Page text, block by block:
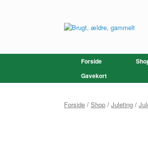
Forside
Gavekort
Forside / Shop / Juleting /